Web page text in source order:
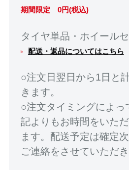
期間限定 0円(税込)
タイヤ単品・ホイール
配送・返品についてはこちら
○注文日翌日から1日と
きます。
○注文タイミングによっ
記よりもお時間をいた
ます。配送予定は確定
ご連絡をさせていただき